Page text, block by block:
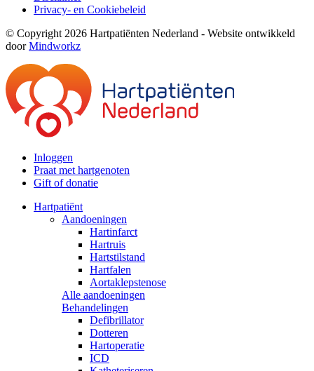
Privacy- en Cookiebeleid
© Copyright 2026 Hartpatiënten Nederland - Website ontwikkeld
doorMindworkz
Inloggen
Praat met hartgenoten
Gift of donatie
Hartpatiënt
Aandoeningen
Hartinfarct
Hartruis
Hartstilstand
Hartfalen
Aortaklepstenose
Alle aandoeningen
Behandelingen
Defibrillator
Dotteren
Hartoperatie
ICD